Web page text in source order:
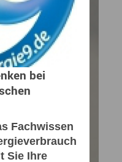
bei
Fachwissen
Sie Ihre